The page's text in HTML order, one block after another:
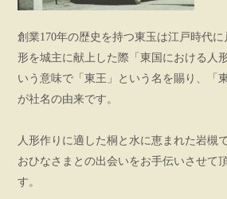
創業170年の歴史を持つ東玉は江戸時代
形を城主に献上した際「東国における人
いう意味で「東王」という名を賜り、「
が社名の由来です。
人形作りに適した桐と水に恵まれた岩槻
おひなさまとの出会いをお手伝いさせて
す。